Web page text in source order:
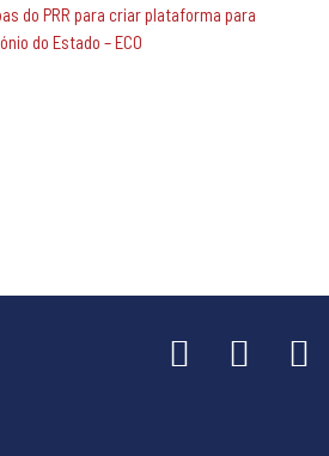
do PRR para criar plataforma para
do Estado – ECO